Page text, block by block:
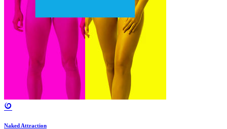
Naked Attraction